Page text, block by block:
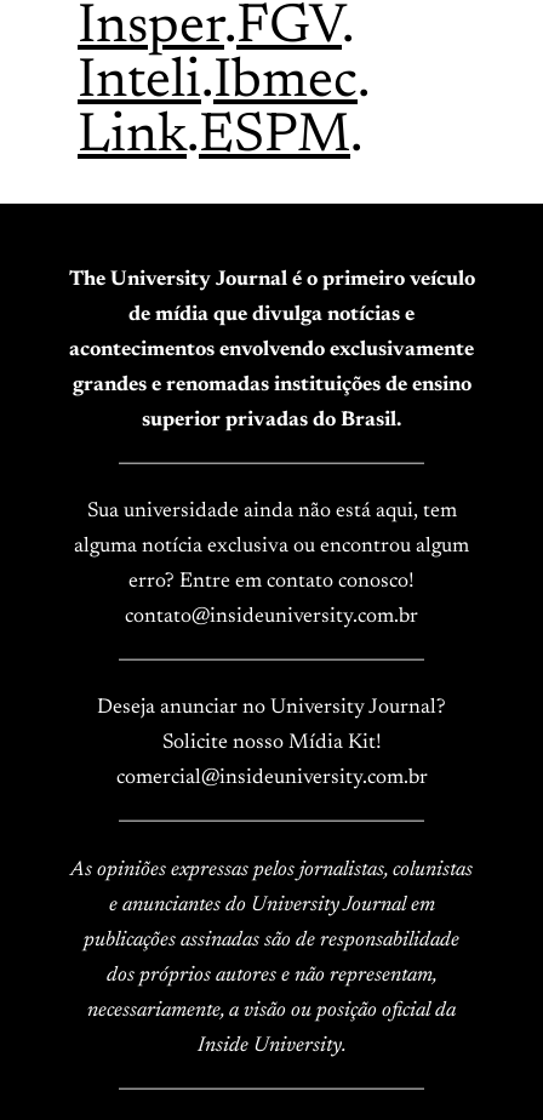
Insper.FGV.
Inteli.Ibmec.
Link.ESPM.
The University Journal é o primeiro veículo
de mídia que divulga notícias e
acontecimentos envolvendo exclusivamente
grandes e renomadas instituições de ensino
superior privadas do Brasil.
Sua universidade ainda não está aqui, tem
alguma notícia exclusiva ou encontrou algum
erro? Entre em contato conosco!
contato@insideuniversity.com.br
Deseja anunciar no University Journal?
Solicite nosso Mídia Kit!
comercial@insideuniversity.com.br
As opiniões expressas pelos jornalistas, colunistas
e anunciantes do University Journal em
publicações assinadas são de responsabilidade
dos próprios autores e não representam,
necessariamente, a visão ou posição oficial da
Inside University.